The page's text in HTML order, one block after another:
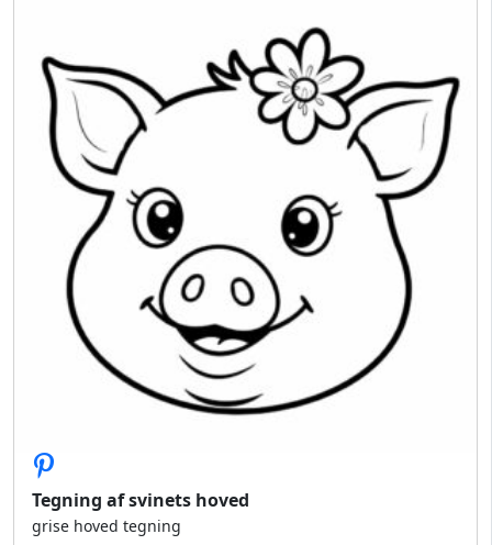
Tegning af svinets hoved
grise hoved tegning